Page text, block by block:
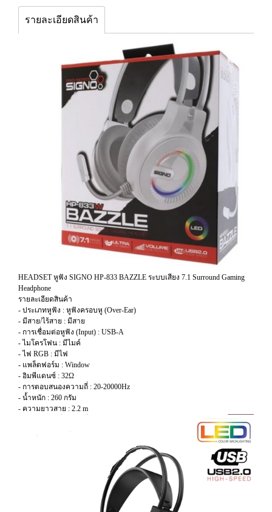
รายละเอียดสินค้า
HEADSET หูฟัง SIGNO HP-833 BAZZLE ระบบเสียง 7.1 Surround Gaming
Headphone
รายละเอียดสินค้า
- ประเภทหูฟัง : หูฟังครอบหู (Over-Ear)
- มีสาย/ไร้สาย : มีสาย
- การเชื่อมต่อหูฟัง (Input) : USB-A
- ไมโครโฟน : มีไมค์
- ไฟ RGB : มีไฟ
- แพล็ตฟอร์ม : Window
- อิมพีแดนซ์ : 32Ω
- การตอบสนองความถี่ : 20-20000Hz
- น้ำหนัก : 260 กรัม
- ความยาวสาย : 2.2 m